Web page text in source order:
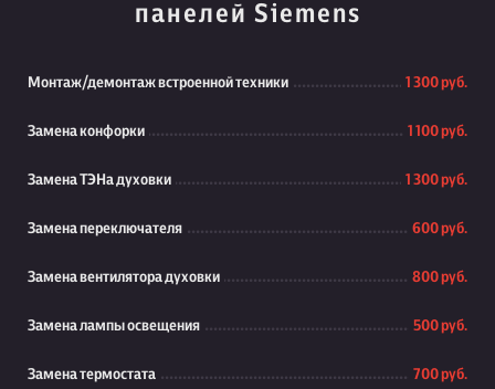
панелей Siemens
Монтаж/демонтаж встроенной техники 1 300 руб.
Замена конфорки 1 100 руб.
Замена ТЭНа духовки 1 300 руб.
Замена переключателя 600 руб.
Замена вентилятора духовки 800 руб.
Замена лампы освещения 500 руб.
Замена термостата 700 руб.